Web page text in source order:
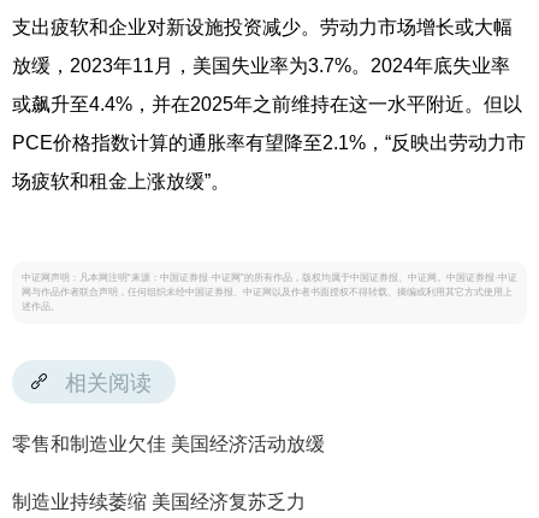
支出疲软和企业对新设施投资减少。劳动力市场增长或大幅
放缓，2023年11月，美国失业率为3.7%。2024年底失业率
或飙升至4.4%，并在2025年之前维持在这一水平附近。但以
PCE价格指数计算的通胀率有望降至2.1%，“反映出劳动力市
场疲软和租金上涨放缓”。
中证网声明：凡本网注明“来源：中国证券报·中证网”的所有作品，版权均属于中国证券报、中证网。中国证券报·中证
网与作品作者联合声明，任何组织未经中国证券报、中证网以及作者书面授权不得转载、摘编或利用其它方式使用上
述作品。
相关阅读
零售和制造业欠佳 美国经济活动放缓
制造业持续萎缩 美国经济复苏乏力